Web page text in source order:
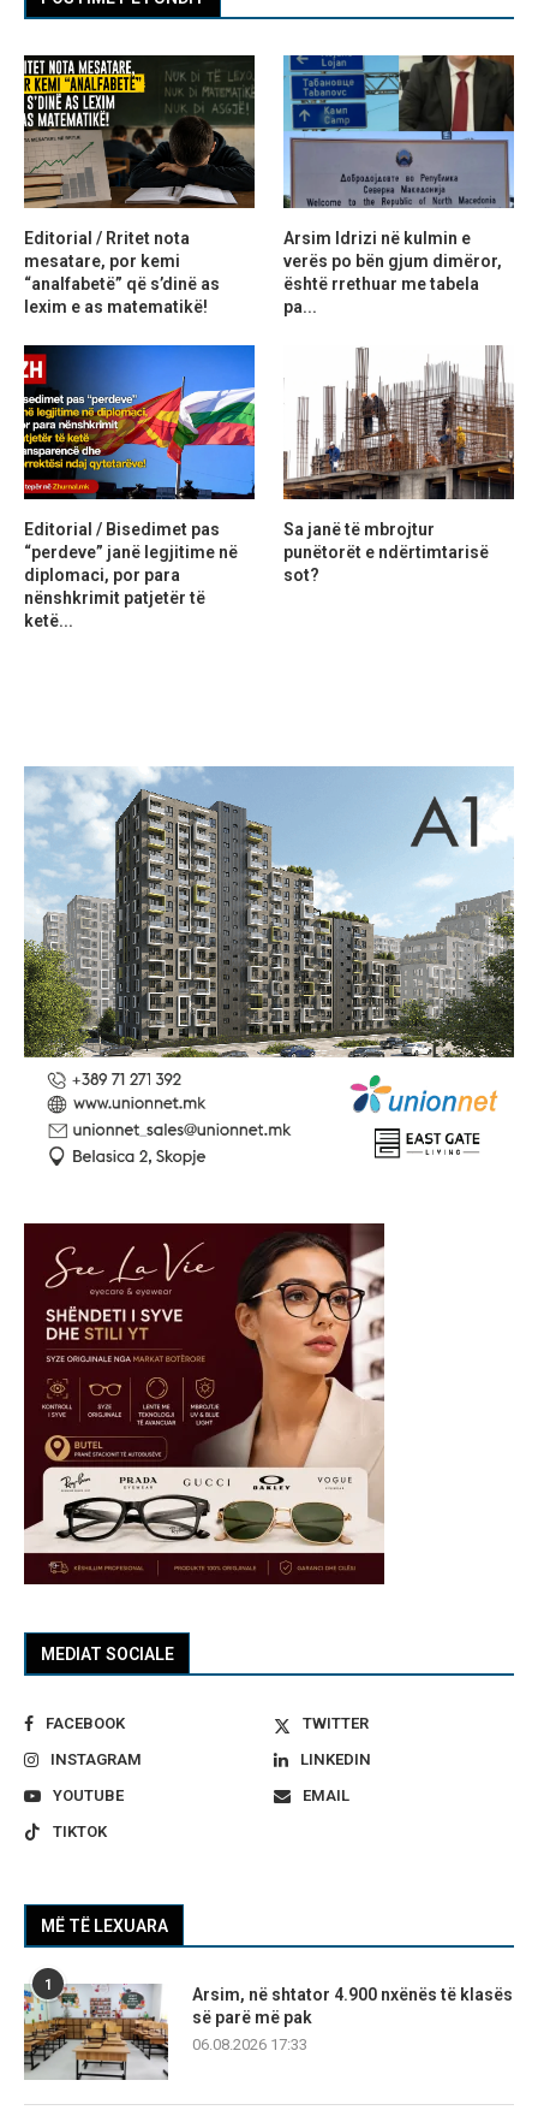
MEDIAT SOCIALE
FACEBOOK
TWITTER
INSTAGRAM
LINKEDIN
YOUTUBE
EMAIL
TIKTOK
MË TË LEXUARA
1
Arsim, në shtator 4.900 nxënës të klasës
së parë më pak
06.08.2026 17:33
Editorial / Rritet nota
mesatare, por kemi
“analfabetë” që s’dinë as
lexim e as matematikë!
Arsim Idrizi në kulmin e
verës po bën gjum dimëror,
është rrethuar me tabela
pa...
Editorial / Bisedimet pas
“perdeve” janë legjitime në
diplomaci, por para
nënshkrimit patjetër të
ketë...
Sa janë të mbrojtur
punëtorët e ndërtimtarisë
sot?